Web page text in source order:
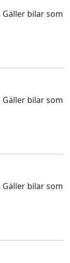
Gäller bilar som
Gäller bilar som
Gäller bilar som